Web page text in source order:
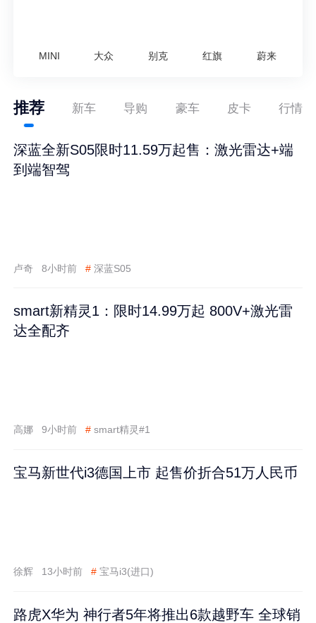
MINI 大众 别克 红旗 蔚来
推荐 新车 导购 豪车 皮卡 行情
深蓝全新S05限时11.59万起售：激光雷达+端
到端智驾
卢奇 8小时前 # 深蓝S05
smart新精灵1：限时14.99万起 800V+激光雷
达全配齐
高娜 9小时前 # smart精灵#1
宝马新世代i3德国上市 起售价折合51万人民币
徐辉 13小时前 # 宝马i3(进口)
路虎X华为 神行者5年将推出6款越野车 全球销